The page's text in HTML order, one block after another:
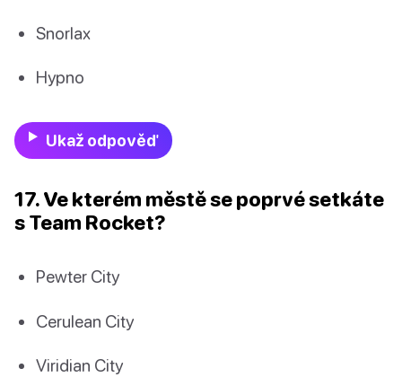
Snorlax
Hypno
Ukaž odpověď
17. Ve kterém městě se poprvé setkáte
s Team Rocket?
Pewter City
Cerulean City
Viridian City